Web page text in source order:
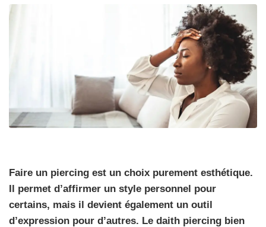
Faire un piercing est un choix purement esthétique.
Il permet d’affirmer un style personnel pour
certains, mais il devient également un outil
d’expression pour d’autres. Le daith piercing bien